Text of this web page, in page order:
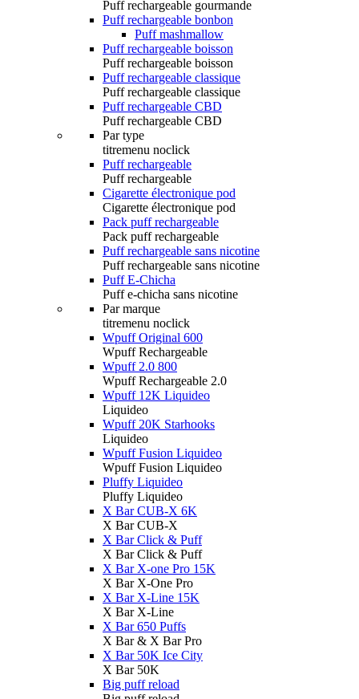
Puff rechargeable gourmande
Puff rechargeable bonbon
Puff mashmallow
Puff rechargeable boisson
Puff rechargeable boisson
Puff rechargeable classique
Puff rechargeable classique
Puff rechargeable CBD
Puff rechargeable CBD
Par type
titremenu noclick
Puff rechargeable
Puff rechargeable
Cigarette électronique pod
Cigarette électronique pod
Pack puff rechargeable
Pack puff rechargeable
Puff rechargeable sans nicotine
Puff rechargeable sans nicotine
Puff E-Chicha
Puff e-chicha sans nicotine
Par marque
titremenu noclick
Wpuff Original 600
Wpuff Rechargeable
Wpuff 2.0 800
Wpuff Rechargeable 2.0
Wpuff 12K Liquideo
Liquideo
Wpuff 20K Starhooks
Liquideo
Wpuff Fusion Liquideo
Wpuff Fusion Liquideo
Pluffy Liquideo
Pluffy Liquideo
X Bar CUB-X 6K
X Bar CUB-X
X Bar Click & Puff
X Bar Click & Puff
X Bar X-one Pro 15K
X Bar X-One Pro
X Bar X-Line 15K
X Bar X-Line
X Bar 650 Puffs
X Bar & X Bar Pro
X Bar 50K Ice City
X Bar 50K
Big puff reload